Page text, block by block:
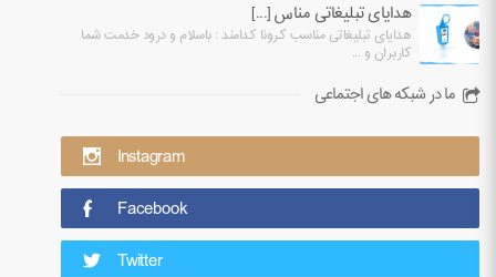
هدایای تبلیغاتی مناس [...]
هدایای تبلیغاتی مناسب کرونا کدامند : باسلام و درود خدمت شما
کاربران و ...
ما در شبکه های اجتماعی
Instagram
Facebook
Twitter